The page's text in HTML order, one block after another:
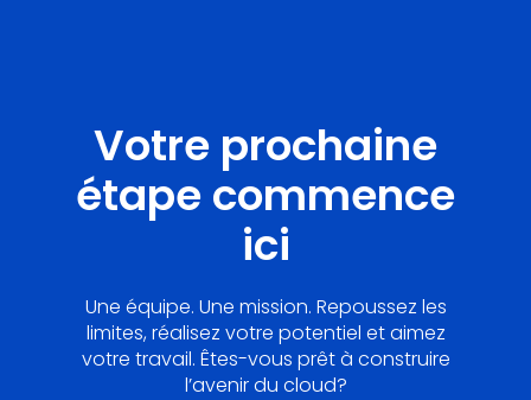
Votre prochaine
étape commence
ici
Une équipe. Une mission. Repoussez les
limites, réalisez votre potentiel et aimez
votre travail. Êtes-vous prêt à construire
l’avenir du cloud?